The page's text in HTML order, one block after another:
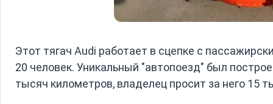
Этот тягач Audi работает в сцепке с
20 человек. Уникальный "автопоезд" был
тысяч километров, владелец просит за него 15